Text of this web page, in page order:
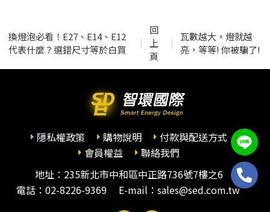
換燈泡必看！E27、E14、E12
代表什麼？選錯尺寸等於白買
|
回
上
頁
|
瓦數越大，燈就越
亮，等等! 你被騙了!
隱私權政策 購物說明
付款與配送方式
會員權益
聯絡我們
地址：235新北市中和區中正路736號7樓之6
電話： 02-8226-9369 E-mail：sales@sed.com.tw